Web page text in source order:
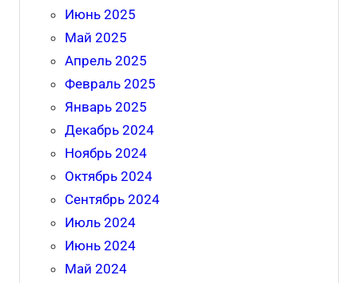
Июнь 2025
Май 2025
Апрель 2025
Февраль 2025
Январь 2025
Декабрь 2024
Ноябрь 2024
Октябрь 2024
Сентябрь 2024
Июль 2024
Июнь 2024
Май 2024